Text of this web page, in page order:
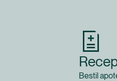
Bestil